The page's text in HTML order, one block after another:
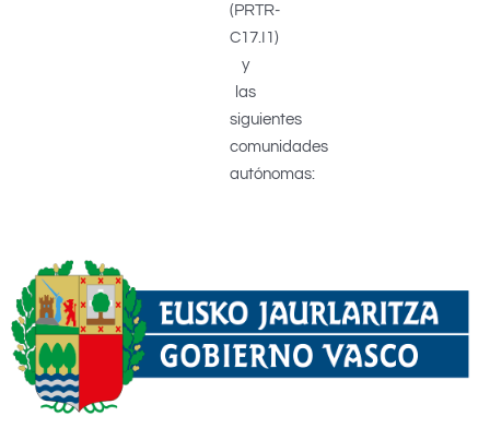
(PRTR-
C17.I1)
y
las
siguientes
comunidades
autónomas: